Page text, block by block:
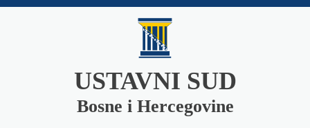
USTAVNI SUD
Bosne i Hercegovine